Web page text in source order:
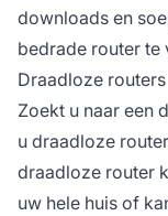
downloads en
bedrade router te
Draadloze routers
Zoekt u naar een
u draadloze
draadloze router
uw hele huis of